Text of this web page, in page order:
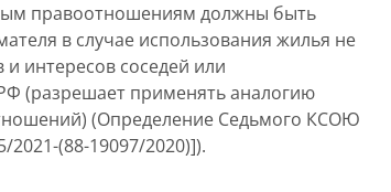
правоотношениям должны быть
в случае использования жилья не
интересов соседей или
(разрешает применять аналогию
(Определение Седьмого КСОЮ
2021-(88-19097/2020)]).